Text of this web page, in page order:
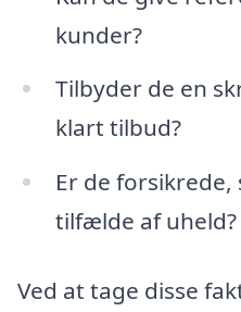
kunder?
Tilbyder de en
klart tilbud?
Er de
tilfælde af uheld?
Ved at tage disse